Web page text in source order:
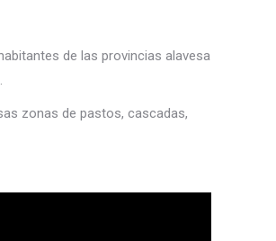
de las provincias alavesa
zonas de pastos, cascadas,